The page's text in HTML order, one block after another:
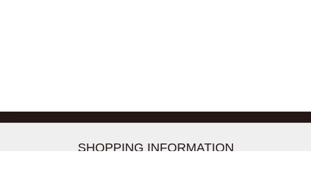
SHOPPING INFORMATION